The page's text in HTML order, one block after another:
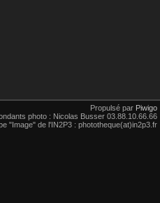
Propulsé par Piwigo
photo : Nicolas Busser 03.88.10.66.66
"Image" de l'IN2P3 : phototheque(at)in2p3.fr